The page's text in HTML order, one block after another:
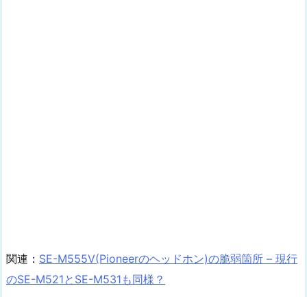
関連： SE-M555V(Pioneerのヘッドホン)の脆弱箇所 – 現行
のSE-M521とSE-M531も同様？